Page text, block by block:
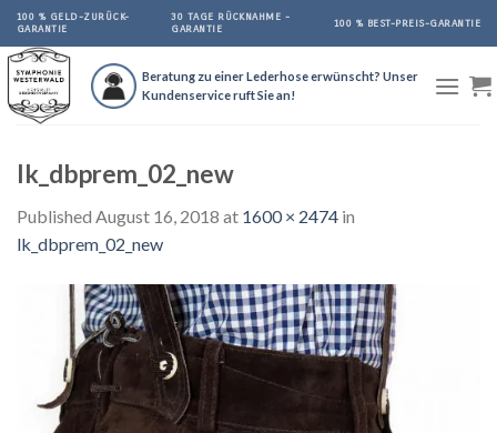
Skip
content
100 % GELD-ZURÜCK-
GARANTIE
30 TAGE RÜCKNAHME -
GARANTIE
100 % BEST-PREIS-GARANTIE
Beratung zu einer Lederhose erwünscht? Unser
Kundenservice ruft Sie an!
lk_dbprem_02_new
Published August 16, 2018 at 1600 × 2474 in
lk_dbprem_02_new